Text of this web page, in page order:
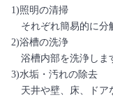
1)照明の清掃
それぞれ簡易的に分
2)浴槽の洗浄
浴槽内部を洗浄しま
3)水垢・汚れの除去
天井や壁、床、ドア